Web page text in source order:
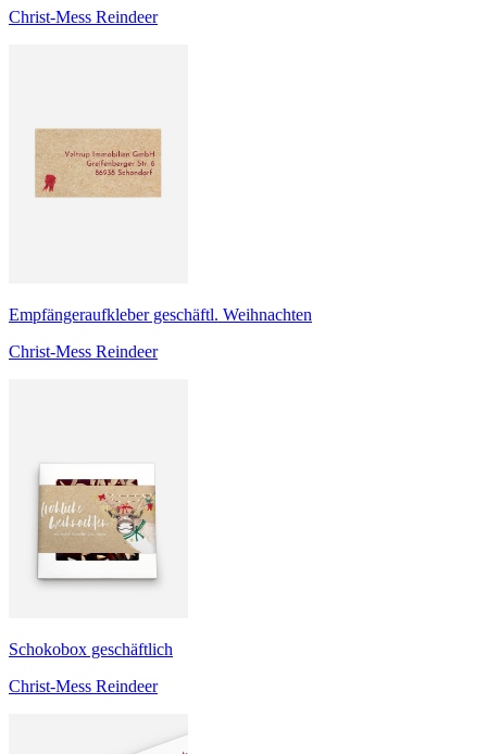
Christ-Mess Reindeer
Empfängeraufkleber geschäftl. Weihnachten
Christ-Mess Reindeer
Schokobox geschäftlich
Christ-Mess Reindeer